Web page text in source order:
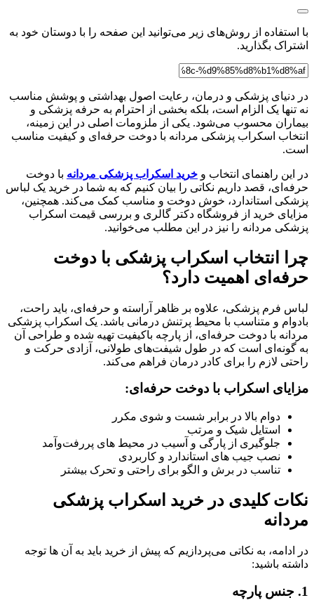
با استفاده از روش‌های زیر می‌توانید این صفحه را با دوستان خود به
اشتراک بگذارید.
در دنیای پزشکی و درمان، رعایت اصول بهداشتی و پوشش مناسب
نه‌ تنها یک الزام است، بلکه بخشی از احترام به حرفه پزشکی و
بیماران محسوب می‌شود. یکی از ملزومات اصلی در این زمینه،
انتخاب اسکراب پزشکی مردانه با دوخت حرفه‌ای و کیفیت مناسب
است.
در این راهنمای انتخاب و خرید اسکراب پزشکی مردانه با دوخت
حرفه‌ای، قصد داریم نکاتی را بیان کنیم که به شما در خرید یک لباس
پزشکی استاندارد، خوش‌ دوخت و مناسب کمک می‌کند. همچنین،
مزایای خرید از فروشگاه دکتر گالری و بررسی قیمت اسکراب
پزشکی مردانه را نیز در این مطلب می‌خوانید.
چرا انتخاب اسکراب پزشکی با دوخت
حرفه‌ای اهمیت دارد؟
لباس فرم پزشکی، علاوه بر ظاهر آراسته و حرفه‌ای، باید راحت،
بادوام و متناسب با محیط پرتنش درمانی باشد. یک اسکراب پزشکی
مردانه با دوخت حرفه‌ای، از پارچه باکیفیت تهیه شده و طراحی آن
به گونه‌ای است که در طول شیفت‌های طولانی، آزادی حرکت و
راحتی لازم را برای کادر درمان فراهم می‌کند.
مزایای اسکراب با دوخت حرفه‌ای:
دوام بالا در برابر شست‌ و شوی مکرر
استایل شیک و مرتب
جلوگیری از پارگی و آسیب در محیط‌ های پررفت‌وآمد
نصب جیب‌ های استاندارد و کاربردی
تناسب در برش و الگو برای راحتی و تحرک بیشتر
نکات کلیدی در خرید اسکراب پزشکی
مردانه
در ادامه، به نکاتی می‌پردازیم که پیش از خرید باید به آن‌ ها توجه
داشته باشید:
1. جنس پارچه